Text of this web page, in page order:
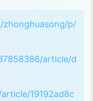
"Please,
of file (f),
each line of
for x in
p/
article/d
19192ad8c